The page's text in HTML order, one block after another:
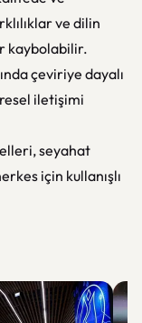
ve dilin
kaybolabilir.
çeviriye dayalı
iletişimi
seyahat
için kullanışlı